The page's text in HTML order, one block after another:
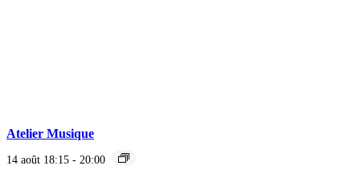
Atelier Musique
14 août 18:15 - 20:00